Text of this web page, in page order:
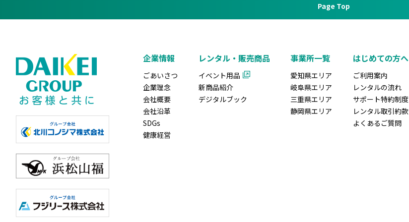
Page Top
企業情報
ごあいさつ
企業理念
会社概要
会社沿革
SDGs
健康経営
レンタル・販売商品
イベント用品
新商品紹介
デジタルブック
事業所一覧
愛知県エリア
岐阜県エリア
三重県エリア
静岡県エリア
はじめての方へ
ご利用案内
レンタルの流れ
サポート特約制度
レンタル取引約款
よくあるご質問